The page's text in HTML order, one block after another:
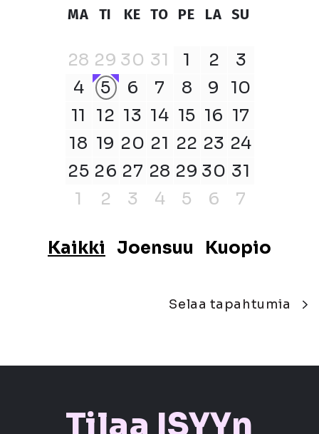
MA TI KE TO PE LA SU
28 29 30 31 1 2
3
4
5 6 7 8 9
10
11 12 13 14 15 16 17
18 19 20 21 22 23 24
25 26 27 28 29 30 31
1
2 3 4 5 6 7
Kaikki Joensuu Kuopio
Selaa tapahtumia
Tilaa ISYYn